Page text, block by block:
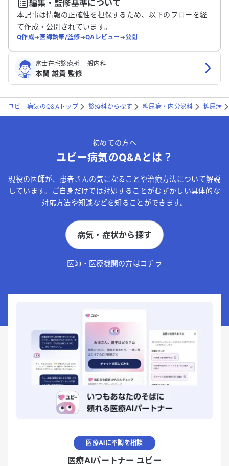
送信する
編集・監修基準について
本記事は情報の正確性を担保するため、以下のフローを経
て作成・公開されています。
Q作成➔医師執筆/監修➔QAレビュー➔公開
富士在宅診療所 一般内科
本間 雄貴 監修
ユビー病気のQ&Aトップ 診療科から探す 糖尿病・内分泌科 糖尿病
初めての方へ
ユビー病気のQ&Aとは？
現役の医師が、患者さんの気になることや治療方法について解説
しています。ご自身だけでは対処することがむずかしい具体的な
対応方法や知識などを知ることができます。
病気・症状から探す
医師・医療機関の方はコチラ
医療AIに不調を相談
医療AIパートナー ユビー